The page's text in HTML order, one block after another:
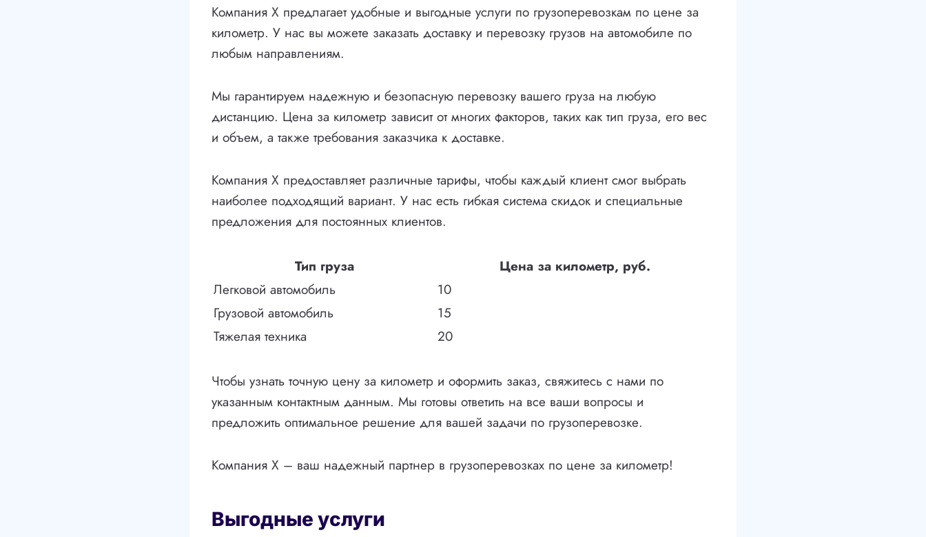
Компания X предлагает удобные и выгодные услуги по грузоперевозкам по цене за
километр. У нас вы можете заказать доставку и перевозку грузов на автомобиле по
любым направлениям.
Мы гарантируем надежную и безопасную перевозку вашего груза на любую
дистанцию. Цена за километр зависит от многих факторов, таких как тип груза, его вес
и объем, а также требования заказчика к доставке.
Компания X предоставляет различные тарифы, чтобы каждый клиент смог выбрать
наиболее подходящий вариант. У нас есть гибкая система скидок и специальные
предложения для постоянных клиентов.
Тип груза
Цена за километр, руб.
Легковой автомобиль
10
Грузовой автомобиль
15
Тяжелая техника
20
Чтобы узнать точную цену за километр и оформить заказ, свяжитесь с нами по
указанным контактным данным. Мы готовы ответить на все ваши вопросы и
предложить оптимальное решение для вашей задачи по грузоперевозке.
Компания X – ваш надежный партнер в грузоперевозках по цене за километр!
Выгодные услуги